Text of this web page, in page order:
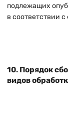
подлежащих
в соответствии
10. Порядок
видов